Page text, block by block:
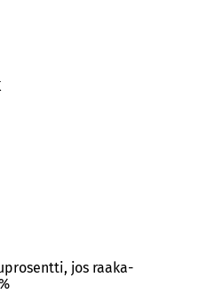
jos raaka-